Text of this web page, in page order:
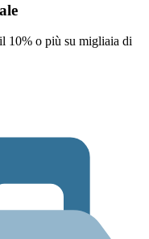
10% o più su migliaia di